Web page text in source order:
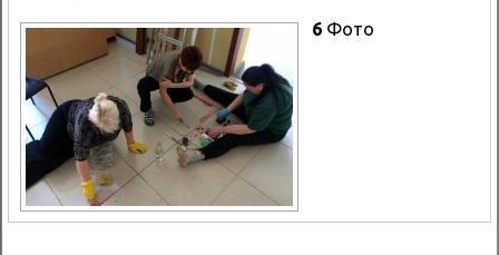
6 Фото